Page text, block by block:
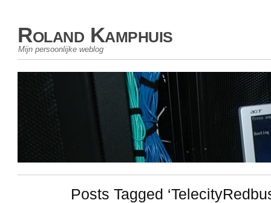
Roland Kamphuis
Mijn persoonlijke weblog
Posts Tagged